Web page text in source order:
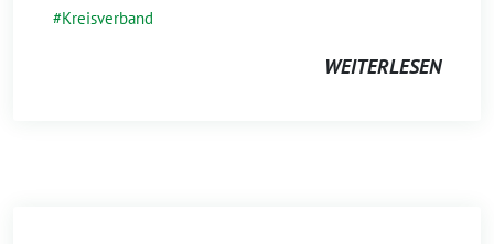
Kreisverband
WEITERLESEN